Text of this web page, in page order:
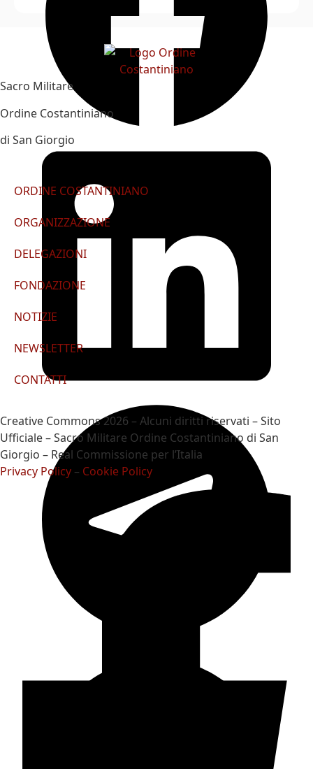
Sacro Militare
Ordine Costantiniano
di San Giorgio
ORDINE COSTANTINIANO
ORGANIZZAZIONE
DELEGAZIONI
FONDAZIONE
NOTIZIE
NEWSLETTER
CONTATTI
Creative Commons 2026 – Alcuni diritti riservati – Sito
Ufficiale – Sacro Militare Ordine Costantiniano di San
Giorgio – Real Commissione per l’Italia
Privacy Policy – Cookie Policy